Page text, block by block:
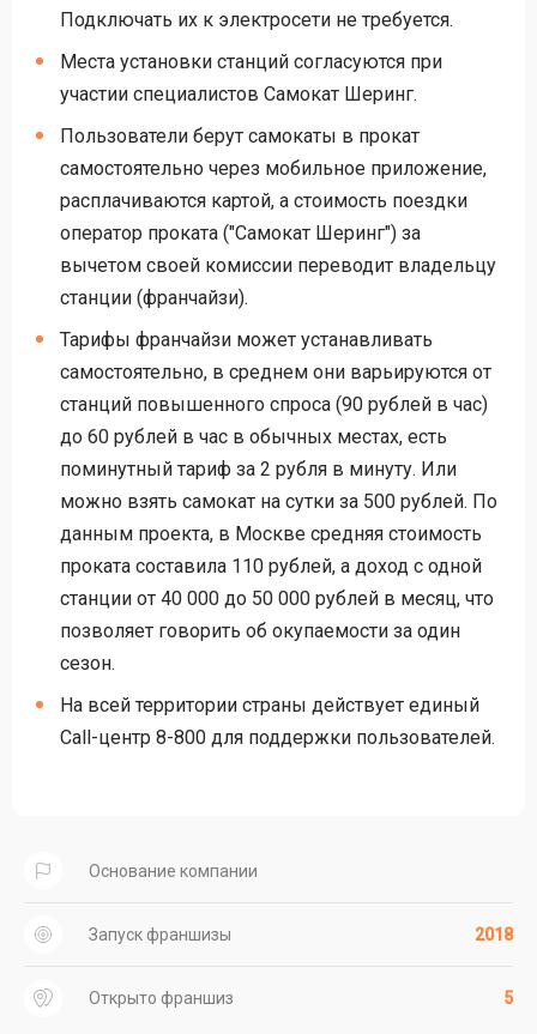
Подключать их к электросети не требуется.
Места установки станций согласуются при
участии специалистов Самокат Шеринг.
Пользователи берут самокаты в прокат
самостоятельно через мобильное приложение,
расплачиваются картой, а стоимость поездки
оператор проката ("Самокат Шеринг") за
вычетом своей комиссии переводит владельцу
станции (франчайзи).
Тарифы франчайзи может устанавливать
самостоятельно, в среднем они варьируются от
станций повышенного спроса (90 рублей в час)
до 60 рублей в час в обычных местах, есть
поминутный тариф за 2 рубля в минуту. Или
можно взять самокат на сутки за 500 рублей. По
данным проекта, в Москве средняя стоимость
проката составила 110 рублей, а доход с одной
станции от 40 000 до 50 000 рублей в месяц, что
позволяет говорить об окупаемости за один
сезон.
На всей территории страны действует единый
Call-центр 8-800 для поддержки пользователей.
Основание компании
Запуск франшизы 2018
Открыто франшиз 5